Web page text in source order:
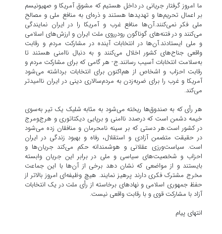
ما امروز گرفتار جریانی در داخل هستیم که مشوق آمریکا و صهیونیسم
بر اعمال تحریم‌ها و تهدیدها هستند و ذره‌ای به منافع ملی و مصالح
ملی فکر نمی‌کنند.آن‌ها منافع غرب و آمریکا را در ایران نمایندگی
می‌کنند و در فتنه‌های گوناگون رودرروی ملت ایران و ارزش‌های اسلامی
و ملی ایستادند.آن‌ها در انتخابات آینده در مشارکت مردم و رقابت
واقعی جناح‌های کشور اخلال می‌کنند و به دنبال ناامنی هستند تا
به‌سلامت انتخابات آسیب رسانند.ج- هر گامی که برای مشارکت مردم و
رقابت احزاب و اشخاص از هم‌اکنون برای انتخابات برداشته می‌شود
آمریکا و غرب را برای ضربه‌زدن به مردم‌سالاری دینی در ایران ناامیدتر
می‌کند.
هر رأی که به صندوق‌ها ریخته می‌شود به مثابه شلیک یک تیر به‌سوی
خیمه دشمن است که درصدد ناامنی و برپایی دیکتاتوری و هرج‌ومرج
در کشور است.هر دستی که بر سینه نامحرمان و منافقان زده می‌شود
در حقیقت متضمن آزادی و استقلال، رفاه و بهبود زندگی در ایران
است. سیاست‌ورزی عقلانی و هوشمندانه حکم می‌کند جریان‌ها و
احزاب و شخصیت‌های سیاسی و ملی در برابر این جریان وابسته
بایستند و از مواضعی که نشان دهد برخی از آن‌ها با این جماعت
مخرج مشترک فکری دارند پرهیز نمایند. هیچ وظیفه‌ای امروز بالاتر از
حفظ جمهوری اسلامی و نهادهای برخاسته از رأی ملت در یک انتخابات
آزاد با مشارکت قوی و با رقابت واقعی نیست.
انتهای پیام